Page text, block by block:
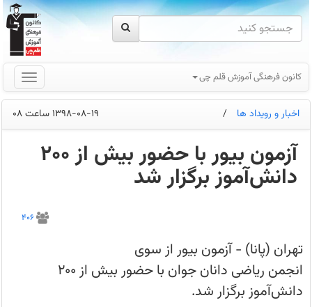
کانون فرهنگی آموزش قلم چی
اخبار و رویداد ها / 1398-08-19 ساعت 08
آزمون بیور با حضور بیش از 200
دانش‌آموز برگزار شد
بیور
از
سوی
انجمن
ریاضی
دانان
406
تهران (پانا) - آزمون بیور از سوی
انجمن ریاضی دانان جوان با حضور بیش از ۲۰۰
دانش‌آموز برگزار شد.